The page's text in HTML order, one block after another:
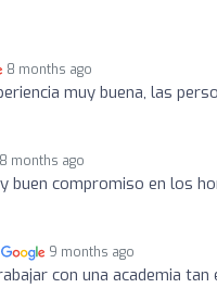
8 months ago
muy buena, las
8 months ago
buen compromiso en los
9 months ago
con una academia